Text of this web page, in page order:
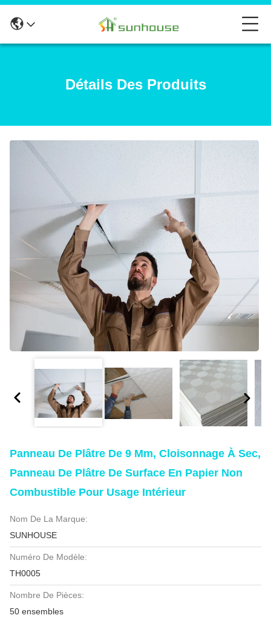
Détails Des Produits
Panneau De Plâtre De 9 Mm, Cloisonnage À Sec,
Panneau De Plâtre De Surface En Papier Non
Combustible Pour Usage Intérieur
Nom De La Marque:
SUNHOUSE
Numéro De Modèle:
TH0005
Nombre De Pièces:
50 ensembles